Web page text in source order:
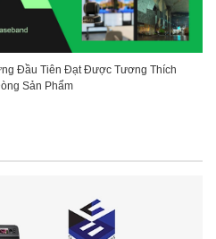
Đầu Tiên Đạt Được Tương Thích
Sản Phẩm